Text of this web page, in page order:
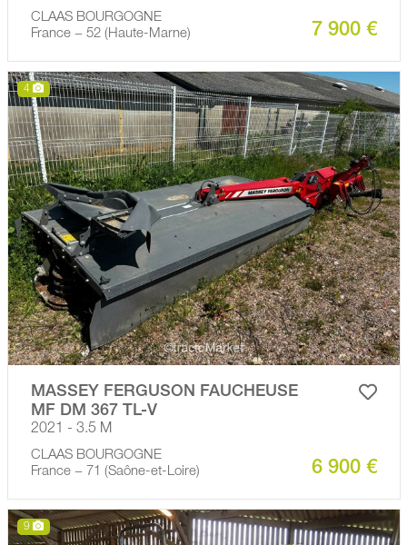
CLAAS BOURGOGNE
France − 52 (Haute-Marne)
7 900 €
4
MASSEY FERGUSON FAUCHEUSE
MF DM 367 TL-V
2021 - 3.5 M
CLAAS BOURGOGNE
France − 71 (Saône-et-Loire)
6 900 €
9